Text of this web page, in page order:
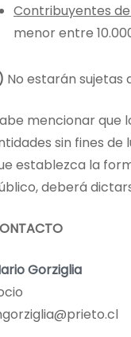
Contribuyentes
menor entre
No estarán sujetas
mencionar que
sin fines
establezca la
deberá
Gorziglia